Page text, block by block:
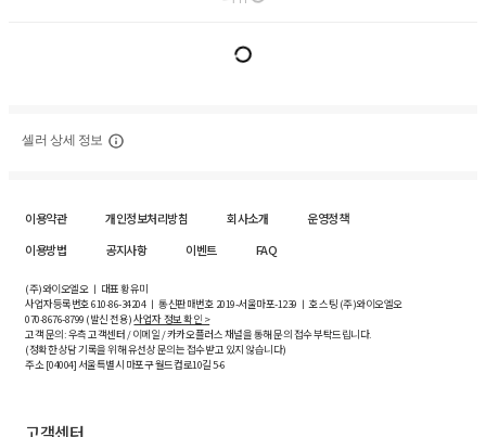
셀러 상세 정보
이용약관 개인정보처리방침 회사소개
운영정책
이용방법
공지사항 이벤트 FAQ
(주)와이오엘오 ㅣ 대표 황유미
사업자등록번호610-86-34204ㅣ 통신판매번호 2019-서울마포-1239 ㅣ 호스팅 (주)와이오엘오
070-8676-8799 (발신 전용)사업자 정보 확인 >
고객 문의: 우측 고객센터 / 이메일 / 카카오플러스 채널을 통해 문의 접수 부탁드립니다.
(정확한 상담 기록을 위해 유선상 문의는 접수받고 있지 않습니다)
주소 [04004] 서울특별시 마포구 월드컵로10길5-6
고객센터